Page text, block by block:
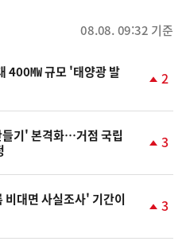
08.08. 09:32 기준
400㎿ 규모 '태양광 발
2
기' 본격화…거점 국립
3
대면 사실조사' 기간이
3